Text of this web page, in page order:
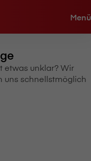
Menü
etwas unklar? Wir
uns schnellstmöglich